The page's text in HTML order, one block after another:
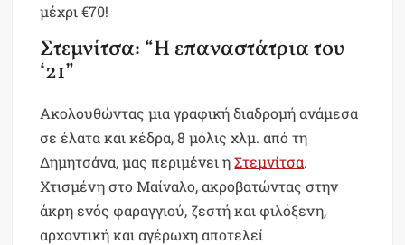
μέχρι €70!
Στεμνίτσα: “Η επαναστάτρια του
‘21”
Ακολουθώντας μια γραφική διαδρομή ανάμεσα
σε έλατα και κέδρα, 8 μόλις χλμ. από τη
Δημητσάνα, μας περιμένει ηΣτεμνίτσα.
Χτισμένη στο Μαίναλο, ακροβατώντας στην
άκρη ενός φαραγγιού, ζεστή και φιλόξενη,
αρχοντική και αγέρωχη αποτελεί